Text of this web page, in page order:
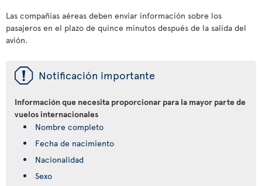
Las compañías aéreas deben enviar información sobre los
pasajeros en el plazo de quince minutos después de la salida del
avión.
ü Notificación importante
Información que necesita proporcionar para la mayor parte de
vuelos internacionales
Nombre completo
Fecha de nacimiento
Nacionalidad
Sexo